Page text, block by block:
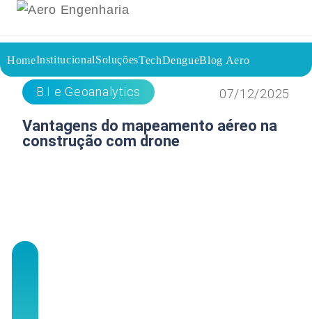
HomeInstitucionalSoluçõesTechDengueBlog Aero
B.I e Geoanalytics 07/12/2025
Voltar a página inicial do blog
Vantagens do mapeamento aéreo na
construção com drone